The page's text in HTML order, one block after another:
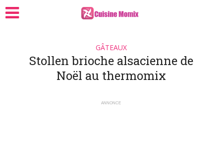
GÂTEAUX
Stollen brioche alsacienne de
Noël au thermomix
ANNONCE